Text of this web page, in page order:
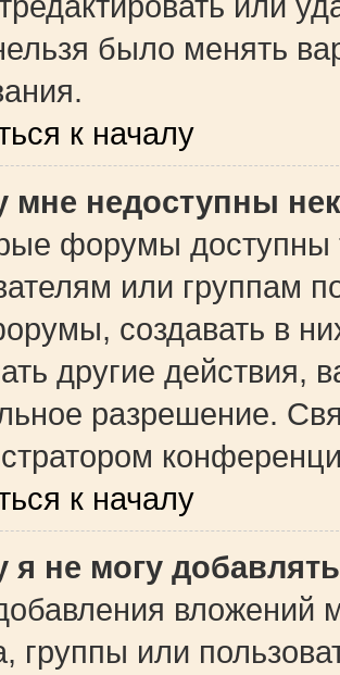
было менять
к началу
мне недоступны
форумы доступны
или группам
создавать в
другие действия,
разрешение.
к началу
я не могу
вложений
группы или